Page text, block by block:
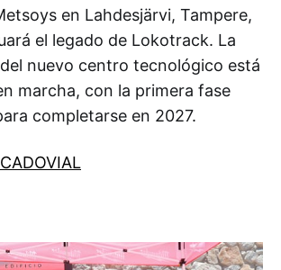
en Lahdesjärvi, Tampere,
el legado de Lokotrack. La
nuevo centro tecnológico está
marcha, con la primera fase
completarse en 2027.